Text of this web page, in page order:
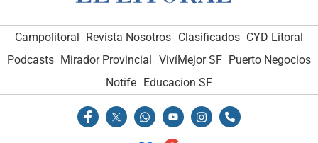
Campolitoral Revista Nosotros Clasificados CYD Litoral
Podcasts Mirador Provincial VivíMejor SF Puerto Negocios
Notife Educacion SF